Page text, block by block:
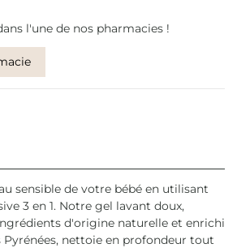
l'une de nos pharmacies !
sensible de votre bébé en utilisant
3 en 1. Notre gel lavant doux,
d'origine naturelle et enrichi
Pyrénées, nettoie en profondeur tout